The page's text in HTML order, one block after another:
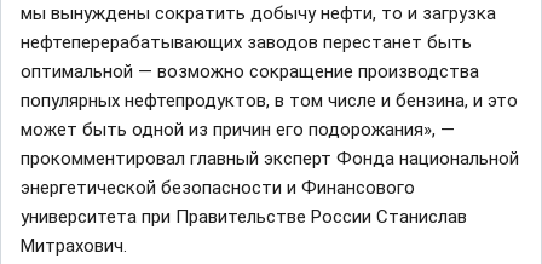
мы вынуждены сократить добычу нефти, то и загрузка
нефтеперерабатывающих заводов перестанет быть
оптимальной — возможно сокращение производства
популярных нефтепродуктов, в том числе и бензина, и это
может быть одной из причин его подорожания», —
прокомментировал главный эксперт Фонда национальной
энергетической безопасности и Финансового
университета при Правительстве России Станислав
Митрахович.